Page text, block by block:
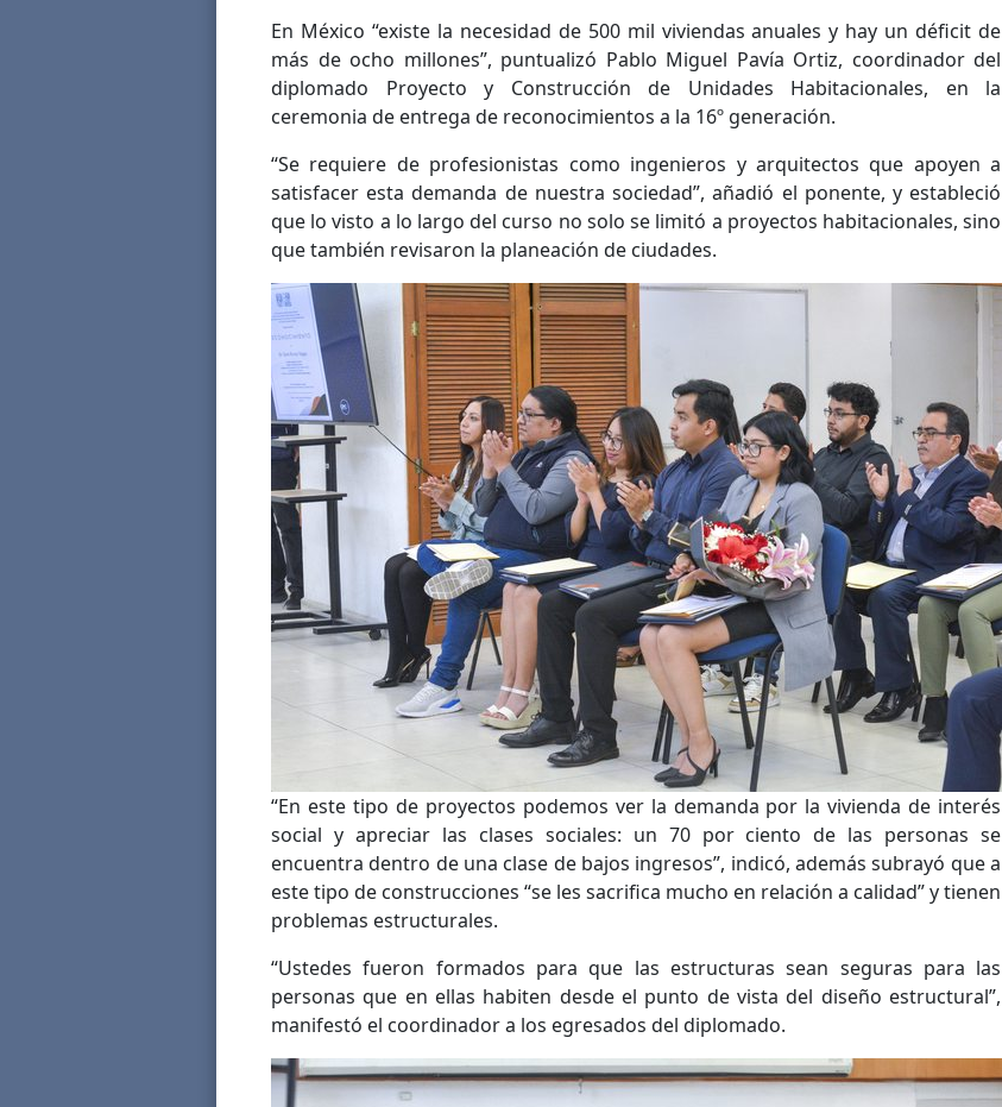
En México “existe la necesidad de 500 mil viviendas anuales y hay un déficit de
más de ocho millones”, puntualizó Pablo Miguel Pavía Ortiz, coordinador del
diplomado Proyecto y Construcción de Unidades Habitacionales, en la
ceremonia de entrega de reconocimientos a la 16º generación.
“Se requiere de profesionistas como ingenieros y arquitectos que apoyen a
satisfacer esta demanda de nuestra sociedad”, añadió el ponente, y estableció
que lo visto a lo largo del curso no solo se limitó a proyectos habitacionales, sino
que también revisaron la planeación de ciudades.
“En este tipo de proyectos podemos ver la demanda por la vivienda de interés
social y apreciar las clases sociales: un 70 por ciento de las personas se
encuentra dentro de una clase de bajos ingresos”, indicó, además subrayó que a
este tipo de construcciones “se les sacrifica mucho en relación a calidad” y tienen
problemas estructurales.
“Ustedes fueron formados para que las estructuras sean seguras para las
personas que en ellas habiten desde el punto de vista del diseño estructural”,
manifestó el coordinador a los egresados del diplomado.